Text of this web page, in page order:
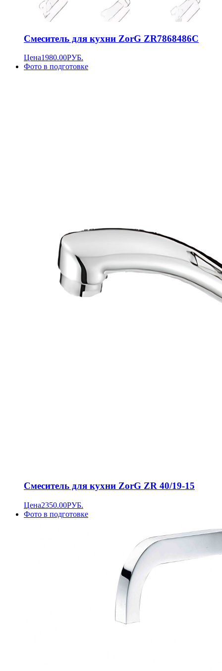
Смеситель для кухни ZorG ZR7868486C
Цена1980.00РУБ.
Фото в подготовке
Смеситель для кухни ZorG ZR 40/19-15
Цена2350.00РУБ.
Фото в подготовке